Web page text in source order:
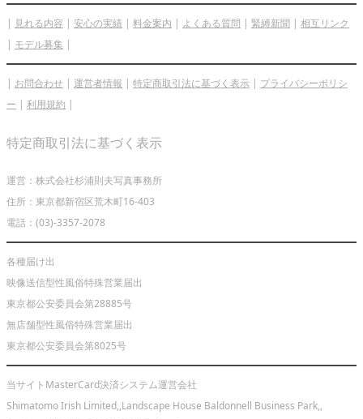
| 見れる内容 | 安心の実績 | 料金案内 | よくある質問 | 緊縛新聞 | 相互リンク
| モデル募集 |
| お問合わせ | 運営者情報 | 特定商取引法に基づく表示 | プライバシーポリシ
ー | 利用規約 |
特定商取引法に基づく表示
運営：株式会社杉浦則夫写真事務所
住所：東京都新宿区荒木町16-403
電話：(03)-3357-2078
各種届け出
映像送信型性風俗特殊営業届出
東京都公安委員会第28885号
無店舗型性風俗特殊営業届出
東京都公安委員会第8025号
当サイトMasterCard決済システム運営会社
Shimatomo Irish Limited,,Landscape House Baldonnell Business Park,,